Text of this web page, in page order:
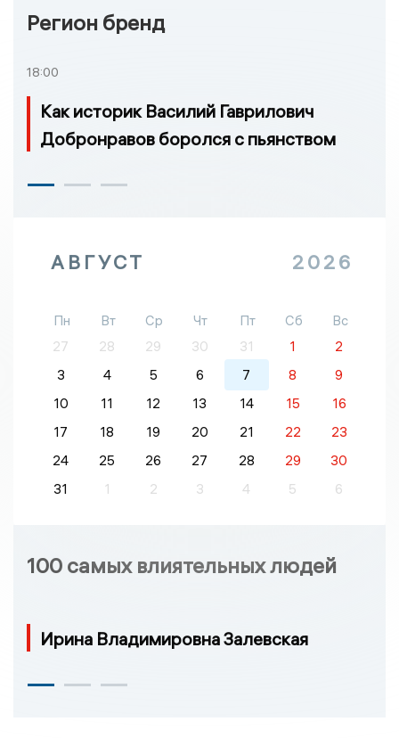
Регион бренд
18:00
Как историк Василий Гаврилович
Добронравов боролся с пьянством
АВГУСТ 2026
Пн Вт Ср Чт Пт Сб
Вс
27
28 29 30 31 1
2
3
4 5 6 7 8
9
10
11 12 13 14 15
16
17
18 19 20 21 22
23
24
25 26 27 28 29
30
31
1 2 3 4 5 6
100 самых влиятельных людей
Ирина Владимировна Залевская